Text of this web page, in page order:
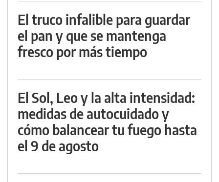
El truco infalible para guardar
el pan y que se mantenga
fresco por más tiempo
El Sol, Leo y la alta intensidad:
medidas de autocuidado y
cómo balancear tu fuego hasta
el 9 de agosto